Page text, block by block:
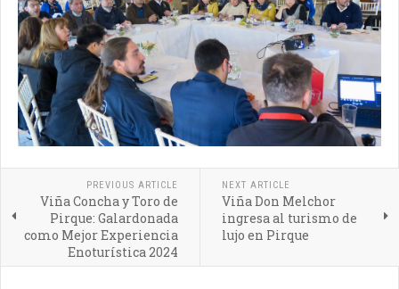
PREVIOUS ARTICLE
Viña Concha y Toro de
Pirque: Galardonada
como Mejor Experiencia
Enoturística 2024
NEXT ARTICLE
Viña Don Melchor
ingresa al turismo de
lujo en Pirque